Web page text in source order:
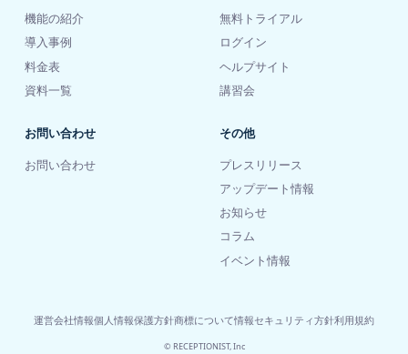
機能の紹介
導入事例
料金表
資料一覧
無料トライアル
ログイン
ヘルプサイト
講習会
お問い合わせ
お問い合わせ
その他
プレスリリース
アップデート情報
お知らせ
コラム
イベント情報
運営会社情報個人情報保護方針商標について情報セキュリティ方針利用規約
© RECEPTIONIST, Inc